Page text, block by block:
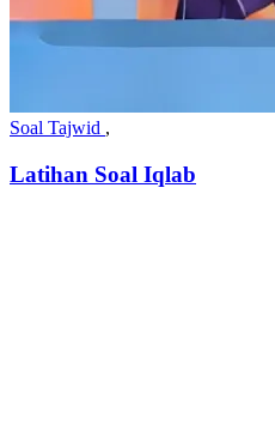
Soal Tajwid ,
Latihan Soal Iqlab